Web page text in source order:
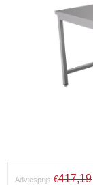
Adviesprijs €417,19